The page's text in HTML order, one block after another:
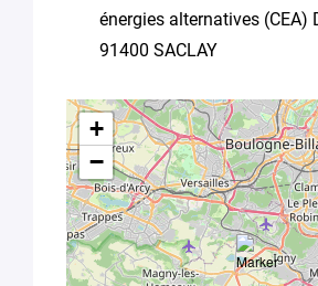
énergies alternatives (CEA)
91400 SACLAY
+
−